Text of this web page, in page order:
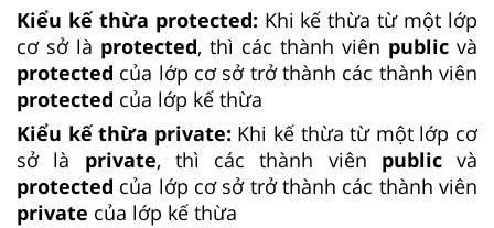
Kiểu kế thừa protected: Khi kế thừa từ một lớp
cơ sở là protected, thì các thành viên public và
protected của lớp cơ sở trở thành các thành viên
protected của lớp kế thừa
Kiểu kế thừa private: Khi kế thừa từ một lớp cơ
sở là private, thì các thành viên publicvà
protected của lớp cơ sở trở thành các thành viên
private của lớp kế thừa